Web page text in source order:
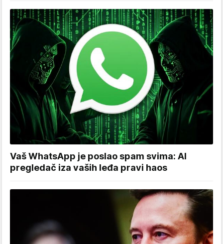
Vaš WhatsApp je poslao spam svima: AI
pregledač iza vaših leđa pravi haos